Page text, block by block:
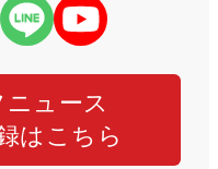
ュース
はこちら